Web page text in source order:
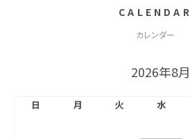
CALENDAR
カレンダー
2026年8月
日 月 火 水